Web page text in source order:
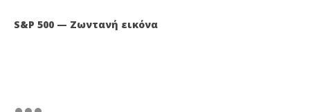
S&P 500 — Ζωντανή εικόνα